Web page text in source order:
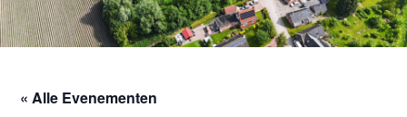
« Alle Evenementen